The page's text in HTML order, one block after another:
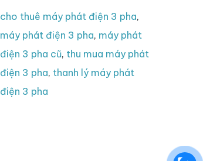
cho thuê máy phát điện 3 pha,
máy phát điện 3 pha, máy phát
điện 3 pha cũ, thu mua máy phát
điện 3 pha, thanh lý máy phát
điện 3 pha